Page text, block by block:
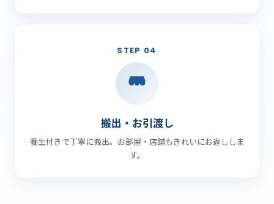
STEP 04
搬出・お引渡し
養生付きで丁寧に搬出。お部屋・店舗もきれいにお返ししま
す。